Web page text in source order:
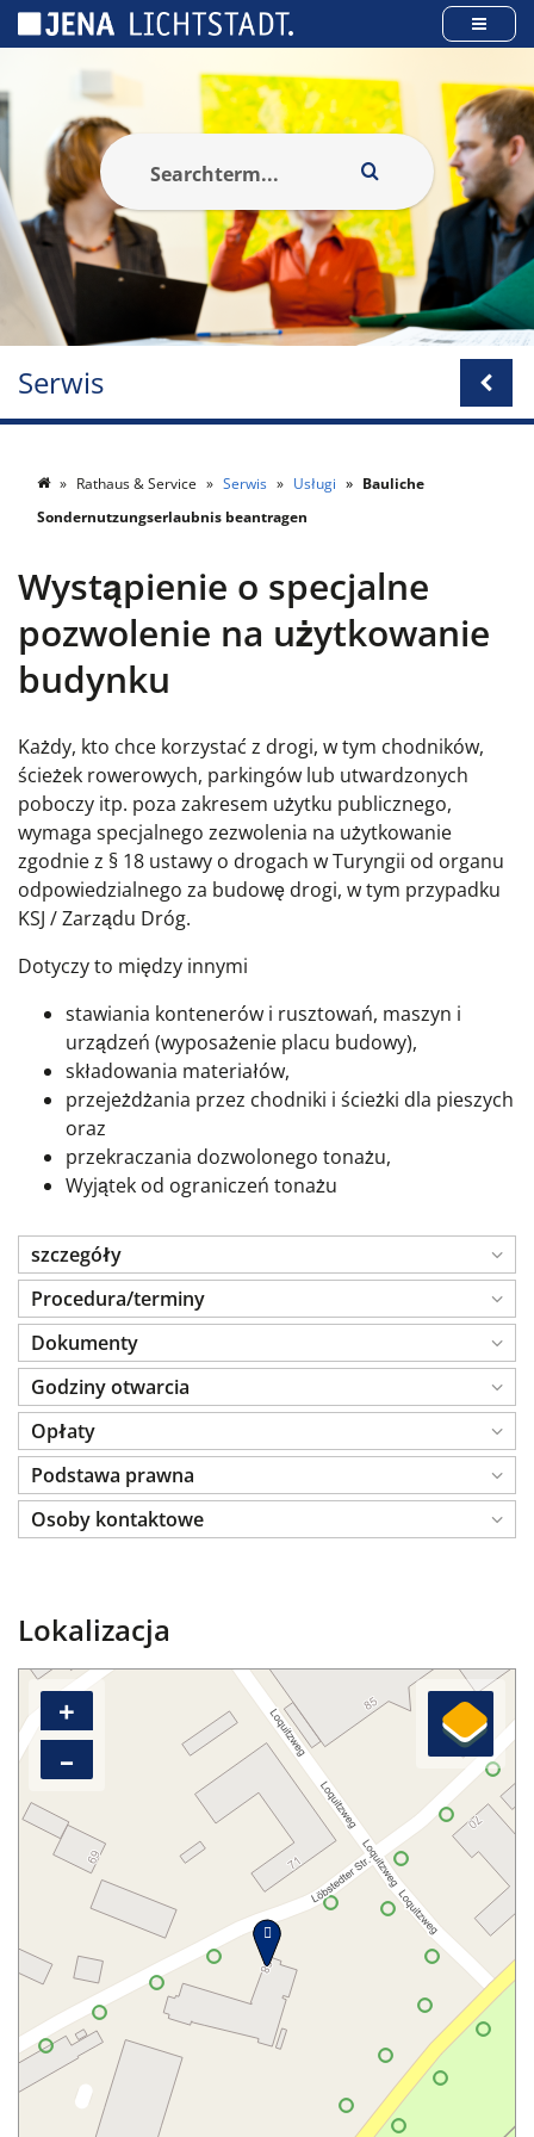
Serwis
Rathaus & Service Serwis Usługi
Bauliche
Sondernutzungserlaubnis beantragen
Wystąpienie o specjalne
pozwolenie na użytkowanie
budynku
Każdy, kto chce korzystać z drogi, w tym chodników,
ścieżek rowerowych, parkingów lub utwardzonych
poboczy itp. poza zakresem użytku publicznego,
wymaga specjalnego zezwolenia na użytkowanie
zgodnie z § 18 ustawy o drogach w Turyngii od organu
odpowiedzialnego za budowę drogi, w tym przypadku
KSJ / Zarządu Dróg.
Dotyczy to między innymi
stawiania kontenerów i rusztowań, maszyn i
urządzeń (wyposażenie placu budowy),
składowania materiałów,
przejeżdżania przez chodniki i ścieżki dla pieszych
oraz
przekraczania dozwolonego tonażu,
Wyjątek od ograniczeń tonażu
szczegóły
Procedura/terminy
Dokumenty
Godziny otwarcia
Opłaty
Podstawa prawna
Osoby kontaktowe
Lokalizacja
+
–
Panel zarządzania plikami cookies